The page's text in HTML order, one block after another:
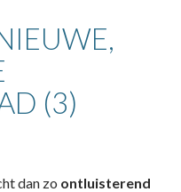
(3)
dan zo ontluisterend